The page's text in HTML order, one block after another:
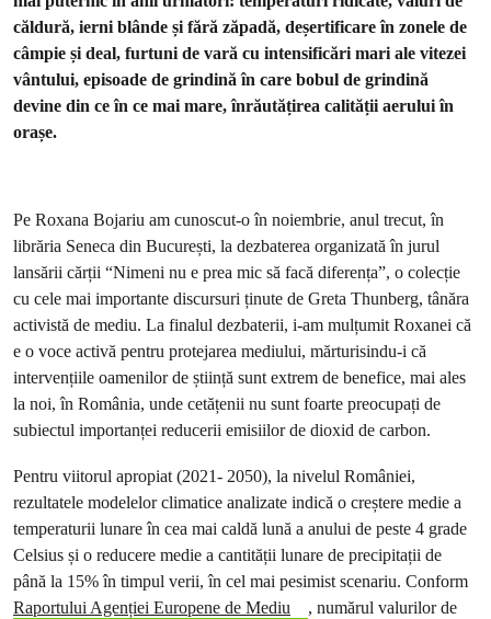
căldură, ierni blânde și fără zăpadă, deșertificare în zonele de
câmpie și deal, furtuni de vară cu intensificări mari ale vitezei
vântului, episoade de grindină în care bobul de grindină
devine din ce în ce mai mare, înrăutățirea calității aerului în
orașe.
Pe Roxana Bojariu am cunoscut-o în noiembrie, anul trecut, în
librăria Seneca din București, la dezbaterea organizată în jurul
lansării cărții “Nimeni nu e prea mic să facă diferența”, o colecție
cu cele mai importante discursuri ținute de Greta Thunberg, tânăra
activistă de mediu. La finalul dezbaterii, i-am mulțumit Roxanei că
e o voce activă pentru protejarea mediului, mărturisindu-i că
intervențiile oamenilor de știință sunt extrem de benefice, mai ales
la noi, în România, unde cetățenii nu sunt foarte preocupați de
subiectul importanței reducerii emisiilor de dioxid de carbon.
Pentru viitorul apropiat (2021- 2050), la nivelul României,
rezultatele modelelor climatice analizate indică o creștere medie a
temperaturii lunare în cea mai caldă lună a anului de peste 4 grade
Celsius și o reducere medie a cantității lunare de precipitații de
până la 15% în timpul verii, în cel mai pesimist scenariu. Conform
Raportului Agenției Europene de Mediu
, numărul valurilor de